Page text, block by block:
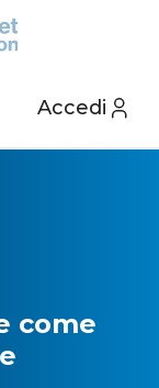
Accedi
come